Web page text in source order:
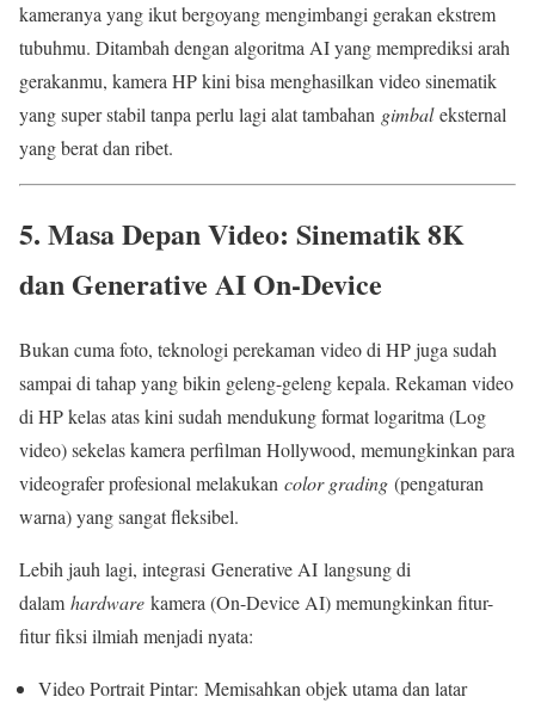
kameranya yang ikut bergoyang mengimbangi gerakan ekstrem
tubuhmu. Ditambah dengan algoritma AI yang memprediksi arah
gerakanmu, kamera HP kini bisa menghasilkan video sinematik
yang super stabil tanpa perlu lagi alat tambahan gimbaleksternal
yang berat dan ribet.
5. Masa Depan Video: Sinematik 8K
dan Generative AI On-Device
Bukan cuma foto, teknologi perekaman video di HP juga sudah
sampai di tahap yang bikin geleng-geleng kepala. Rekaman video
di HP kelas atas kini sudah mendukung format logaritma (Log
video) sekelas kamera perfilman Hollywood, memungkinkan para
videografer profesional melakukan color grading (pengaturan
warna) yang sangat fleksibel.
Lebih jauh lagi, integrasi Generative AI langsung di
dalam hardware kamera (On-Device AI) memungkinkan fitur-
fitur fiksi ilmiah menjadi nyata:
Video Portrait Pintar: Memisahkan objek utama dan latar